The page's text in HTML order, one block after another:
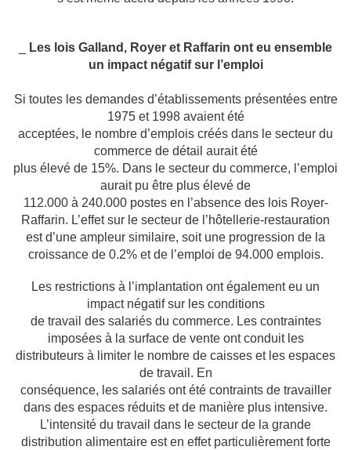
Les lois Galland, Royer et Raffarin ont eu ensemble
un impact négatif sur l’emploi
Si toutes les demandes d’établissements présentées entre
1975 et 1998 avaient été
acceptées, le nombre d’emplois créés dans le secteur du
commerce de détail aurait été
plus élevé de 15%. Dans le secteur du commerce, l’emploi
aurait pu être plus élevé de
112.000 à 240.000 postes en l’absence des lois Royer-
Raffarin. L’effet sur le secteur de l’hôtellerie-restauration
est d’une ampleur similaire, soit une progression de la
croissance de 0.2% et de l’emploi de 94.000 emplois.
Les restrictions à l’implantation ont également eu un
impact négatif sur les conditions
de travail des salariés du commerce. Les contraintes
imposées à la surface de vente ont conduit les
distributeurs à limiter le nombre de caisses et les espaces
de travail. En
conséquence, les salariés ont été contraints de travailler
dans des espaces réduits et de manière plus intensive.
L’intensité du travail dans le secteur de la grande
distribution alimentaire est en effet particulièrement forte